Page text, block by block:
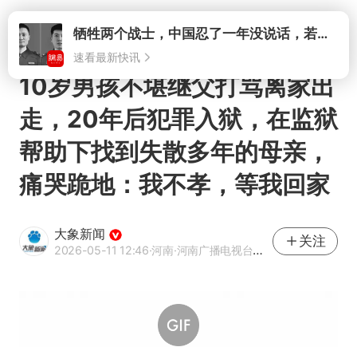
打开牺牲两个战士，中国忍了一年没说话，若菲律宾死了人，他会开战吗
速看最新快讯
10岁男孩不堪继父打骂离家出
走，20年后犯罪入狱，在监狱
帮助下找到失散多年的母亲，
痛哭跪地：我不孝，等我回家
大象新闻
2026-05-11 12:46·河南·河南广播电视台官方网易号
关注